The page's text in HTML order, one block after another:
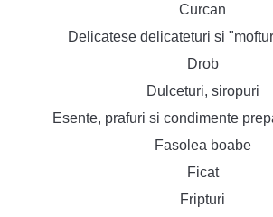
Curcan
Delicatese delicateturi si
Drob
Dulceturi, siropuri
Esente, prafuri si condimente
Fasolea boabe
Ficat
Fripturi